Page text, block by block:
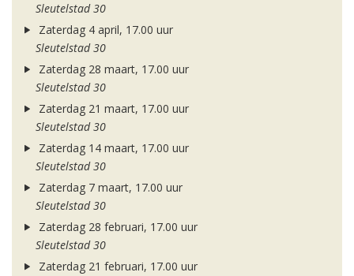
Sleutelstad 30
Zaterdag 4 april, 17.00 uur
Sleutelstad 30
Zaterdag 28 maart, 17.00 uur
Sleutelstad 30
Zaterdag 21 maart, 17.00 uur
Sleutelstad 30
Zaterdag 14 maart, 17.00 uur
Sleutelstad 30
Zaterdag 7 maart, 17.00 uur
Sleutelstad 30
Zaterdag 28 februari, 17.00 uur
Sleutelstad 30
Zaterdag 21 februari, 17.00 uur